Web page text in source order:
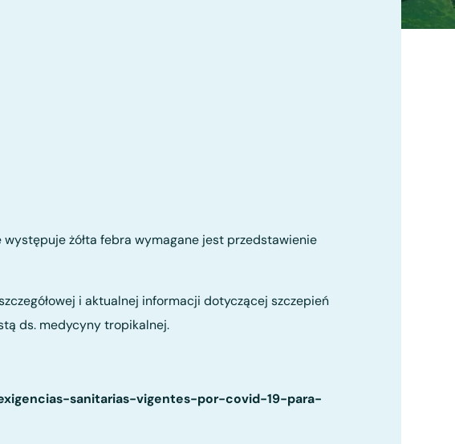
żółta febra wymagane jest przedstawienie
i aktualnej informacji dotyczącej szczepień
ds. medycyny tropikalnej.
sanitarias-vigentes-por-covid-19-para-